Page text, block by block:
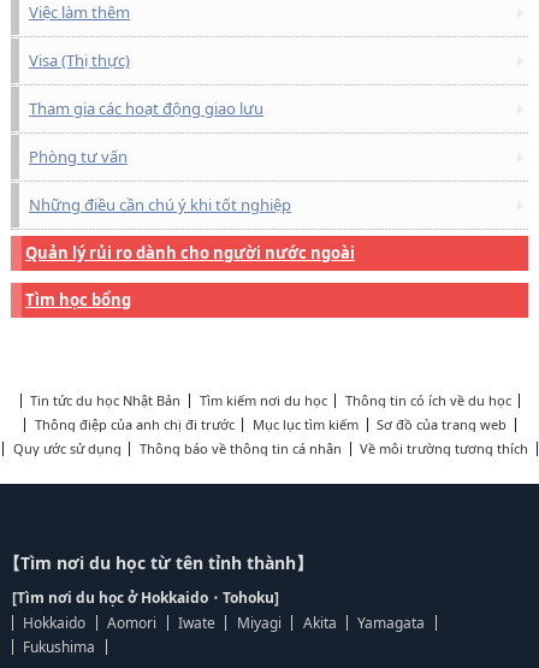
Việc làm thêm
Visa (Thị thực)
Tham gia các hoạt động giao lưu
Phòng tư vấn
Những điều cần chú ý khi tốt nghiệp
Quản lý rủi ro dành cho người nước ngoài
Tìm học bổng
Tin tức du học Nhật Bản Tìm kiếm nơi du học
Thông tin có ích về du học
Thông điệp của anh chị đi trước
Mục lục tìm kiếm
Sơ đồ của trang web
Quy ước sử dụng
Thông báo về thông tin cá nhân Về môi trường tương thích
【Tìm nơi du học từ tên tỉnh thành】
[Tìm nơi du học ở Hokkaido・Tohoku]
Hokkaido
Aomori Iwate Miyagi Akita
Yamagata
Fukushima